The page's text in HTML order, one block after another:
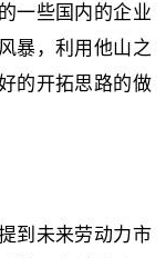
一些国内的企业
暴，利用他山之
的开拓思路的做
到未来劳动力市